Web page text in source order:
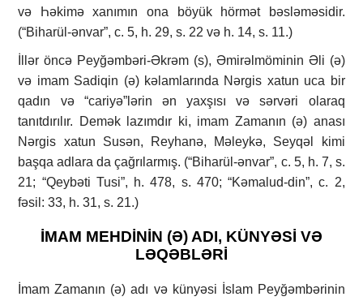
vә Һәkimə xanımın ona böyük һörmәt bәslәmәsidir.
(“Biharül-ənvar”, c. 5, h. 29, s. 22 və h. 14, s. 11.)
İllər öncə Peyğəmbəri-Әkrәm (s), Әmirәlmöminin Әli (ә)
və imam Sadiqin (ә) kәlamlarında Nərgis xatun uca bir
qadın vә “cariyә”lərin ən yaxşısı və sәrvәri olaraq
tanıtdırılır. Demәk lazımdır ki, imam Zamanın (ә) anası
Nərgis xatun Susən, Reyhanə, Məleykə, Seyqәl kimi
başqa adlara da çağrılarmış. (“Biharül-ənvar”, c. 5, h. 7, s.
21; “Qeybəti Tusi”, h. 478, s. 470; “Kəmalud-din”, c. 2,
fəsil: 33, h. 31, s. 21.)
İMAM MEHDİNİN (Ə) ADI, KÜNYӘSİ VӘ
LӘQӘBLӘRİ
İmam Zamanın (ә) adı və künyәsi İslam Peyğəmbərinin